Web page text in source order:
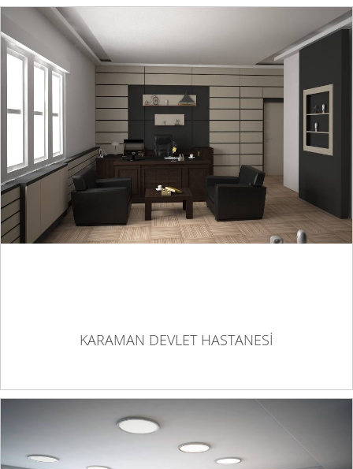
KARAMAN DEVLET HASTANESİ
KARAMAN DEVLET HASTANESİ